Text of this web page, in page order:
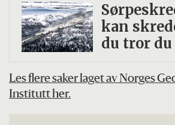
kan
du tror
Les flere saker laget av Norges
Institutt her.